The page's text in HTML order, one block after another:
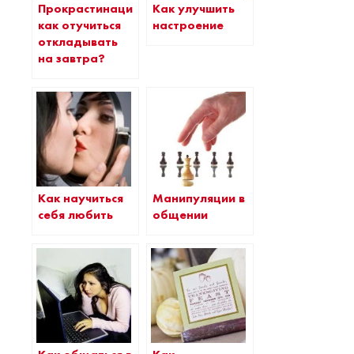
Прокрастинация:
как отучиться
откладывать
на завтра?
Как улучшить
настроение
Как научиться
себя любить
Манипуляции в
общении